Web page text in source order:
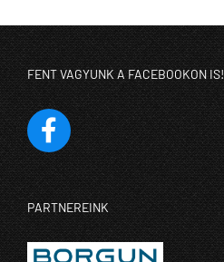
FENT VAGYUNK A FACEBOOKON IS!
PARTNEREINK